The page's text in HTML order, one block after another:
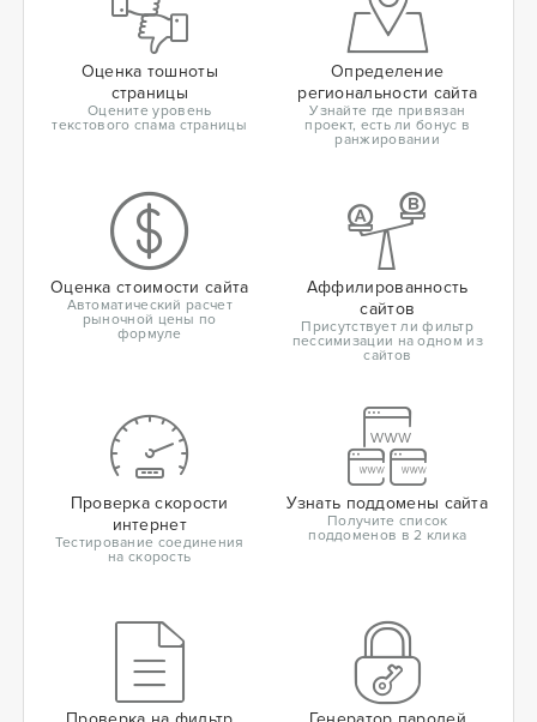
Оценка тошноты
страницы
Оцените уровень
текстового спама страницы
Определение
региональности сайта
Узнайте где привязан
проект, есть ли бонус в
ранжировании
Оценка стоимости сайта
Автоматический расчет
рыночной цены по
формуле
Аффилированность
сайтов
Присутствует ли фильтр
пессимизации на одном из
сайтов
Проверка скорости
интернет
Тестирование соединения
на скорость
Узнать поддомены сайта
Получите список
поддоменов в 2 клика